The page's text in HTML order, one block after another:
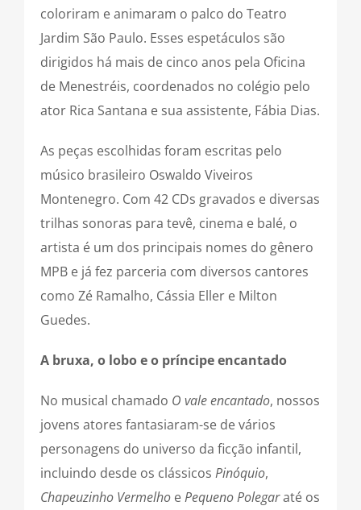
coloriram e animaram o palco do Teatro
Jardim São Paulo. Esses espetáculos são
dirigidos há mais de cinco anos pela Oficina
de Menestréis, coordenados no colégio pelo
ator Rica Santana e sua assistente, Fábia Dias.
As peças escolhidas foram escritas pelo
músico brasileiro Oswaldo Viveiros
Montenegro. Com 42 CDs gravados e diversas
trilhas sonoras para tevê, cinema e balé, o
artista é um dos principais nomes do gênero
MPB e já fez parceria com diversos cantores
como Zé Ramalho, Cássia Eller e Milton
Guedes.
A bruxa, o lobo e o príncipe encantado
No musical chamado O vale encantado, nossos
jovens atores fantasiaram-se de vários
personagens do universo da ficção infantil,
incluindo desde os clássicos Pinóquio,
Chapeuzinho Vermelho ePequeno Polegaraté os